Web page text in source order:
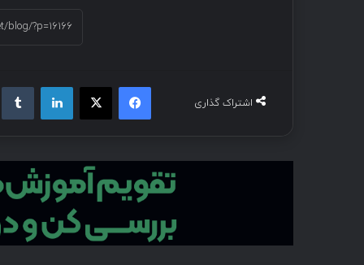
اشتراک گذاری